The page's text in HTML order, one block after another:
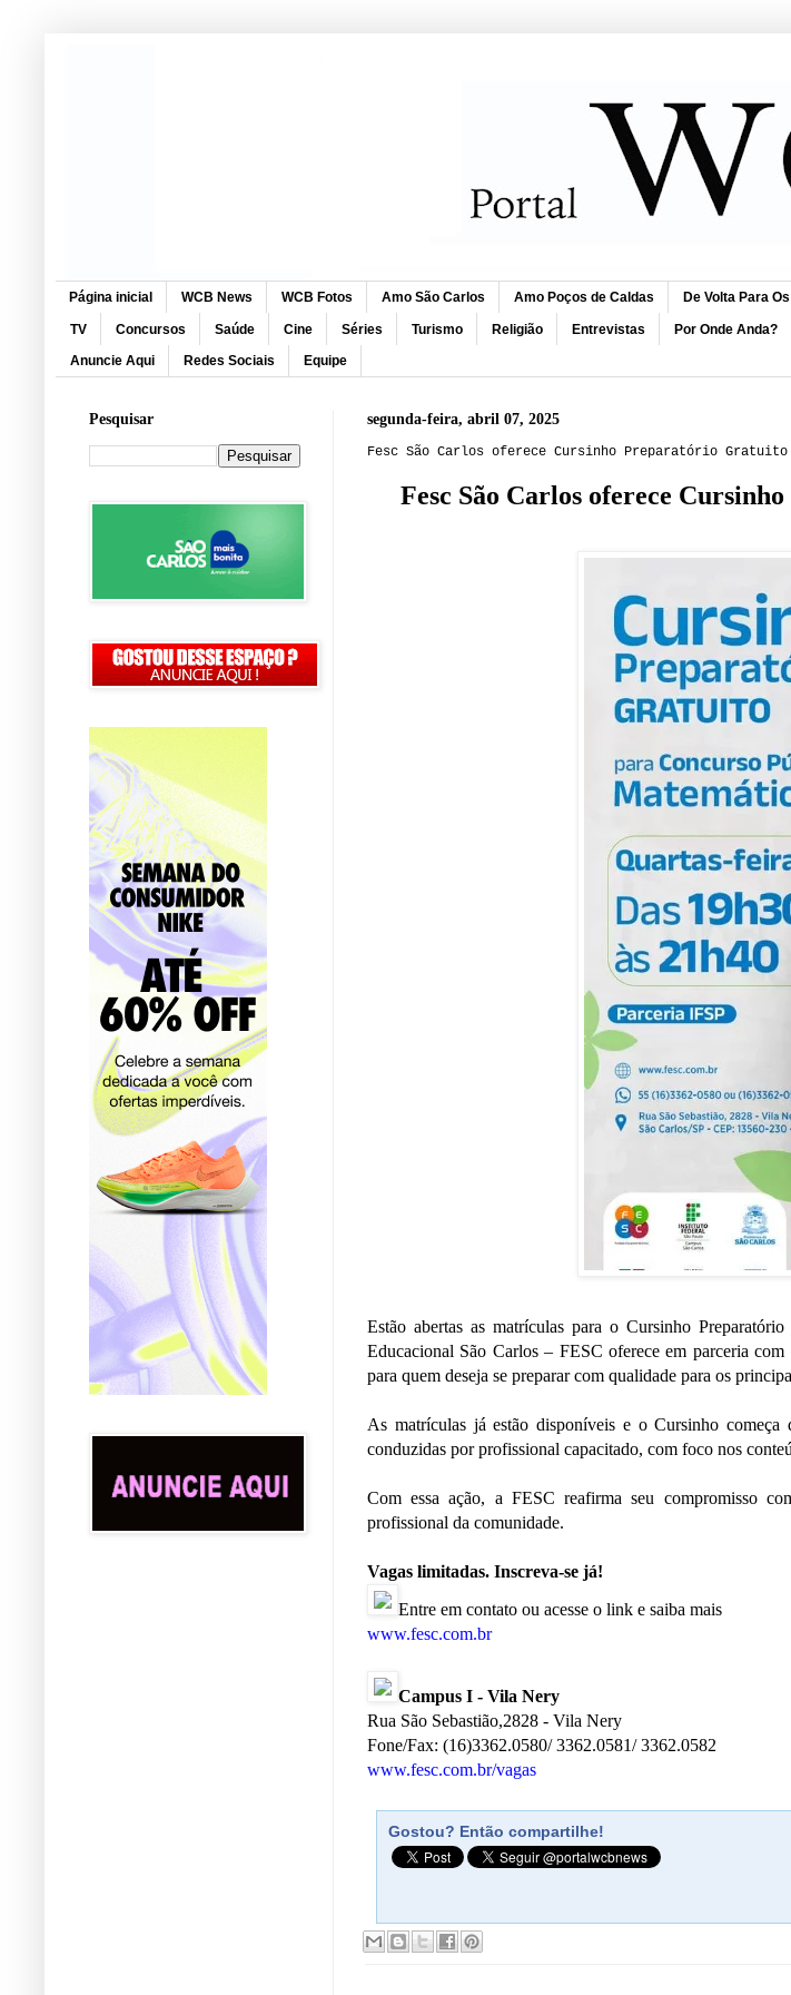
Página inicial WCB News WCB Fotos Amo São Carlos Amo Poços de Caldas De Volta Para
TV Concursos Saúde Cine Séries Turismo Religião Entrevistas Por Onde Anda?
Anuncie Aqui Redes Sociais Equipe
segunda-feira, abril 07, 2025
Fesc São Carlos oferece Cursinho Preparatório
Fesc São Carlos oferece
Estão abertas as matrículas para o Cursinho
Educacional São Carlos – FESC oferece em parceria
para quem deseja se preparar com qualidade para os
As matrículas já estão disponíveis e o Cursinho começa
conduzidas por profissional capacitado, com foco nos
Com essa ação, a FESC reafirma seu compromisso
profissional da comunidade.
Vagas limitadas. Inscreva-se já!
Entre em contato ou acesse o link e saiba mais
www.fesc.com.br
Campus I - Vila Nery
Rua São Sebastião,2828 - Vila Nery
Fone/Fax: (16)3362.0580/ 3362.0581/ 3362.0582
www.fesc.com.br/vagas
Gostou? Então compartilhe!
Pesquisar